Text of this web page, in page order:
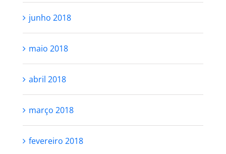
junho 2018
maio 2018
abril 2018
março 2018
fevereiro 2018